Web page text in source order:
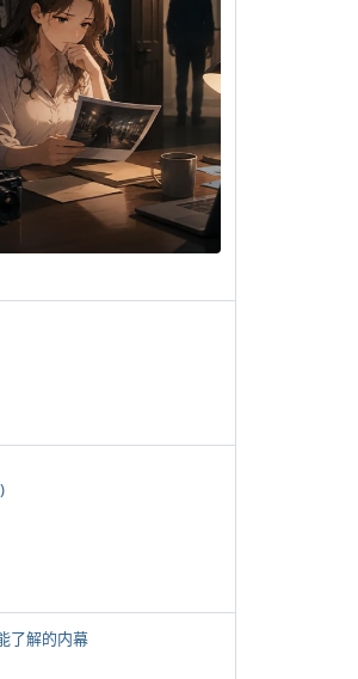
了解的内幕